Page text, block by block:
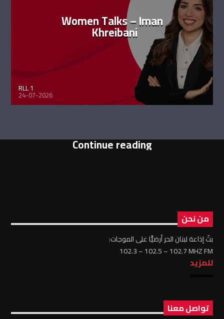
Women Talks – Iman
Khreibani
RLL 1
24-07-2026
Continue reading
من نحن
بثّ إذاعة لبنان الحر أرضيًّا على الموجات:
102.3 – 102.5 – 102.7 MHZ FM
للمزيد
تواصل معنا